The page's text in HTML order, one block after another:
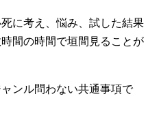
に考え、悩み、試した結果
間の時間で垣間見ることが
ンル問わない共通事項で